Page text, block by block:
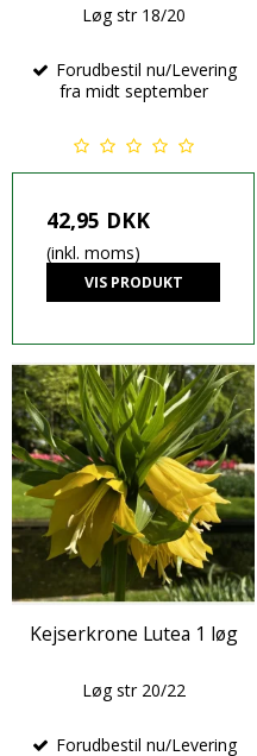
Løg str 18/20
Forudbestil nu/Levering
fra midt september
42,95 DKK
(inkl. moms)
VIS PRODUKT
Kejserkrone Lutea 1 løg
Løg str 20/22
Forudbestil nu/Levering